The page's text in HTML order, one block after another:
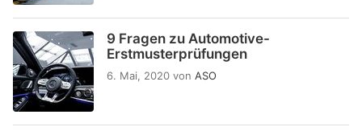
9 Fragen zu Automotive-
Erstmusterprüfungen
6. Mai, 2020 von ASO